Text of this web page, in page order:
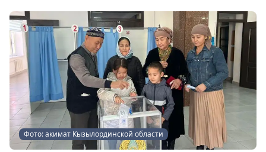
Фото: акимат Кызылординской области